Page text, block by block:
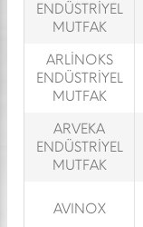
ENDÜSTRİYEL
MUTFAK
ARLİNOKS
ENDÜSTRİYEL
MUTFAK
ARVEKA
ENDÜSTRİYEL
MUTFAK
AVINOX